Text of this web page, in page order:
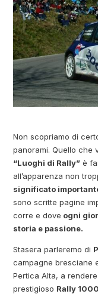
Non scopriamo di
panorami. Quello che
“Luoghi di Rally” è
all’apparenza non
significato
sono scritte pagine
corre e dove ogni
storia e passione.
Stasera parleremo di
campagne bresciane
Pertica Alta, a
prestigioso Rally